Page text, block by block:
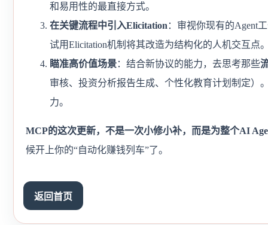
和易用性的最直接方式。
在关键流程中引入Elicitation ：审视你现有的Agent
试用Elicitation机制将其改造为结构化的人机交互点
瞄准高价值场景：结合新协议的能力，去思考那些
审核、投资分析报告生成、个性化教育计划制定）
力。
MCP的这次更新，不是一次小修小补，而是为整个AI
候开上你的“自动化赚钱列车”了。
返回首页